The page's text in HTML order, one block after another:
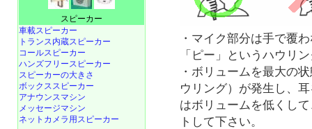
・マイク部分は手で覆
「ピー」というハウリ
・ボリュームを最大の
ウリング）が発生し、
はボリュームを低くし
トして下さい。
スピーカー
車載スピーカー
トランス内蔵スピーカー
コールスピーカー
ハンズフリースピーカー
スピーカーの大きさ
ボックススピーカー
アナウンスマシン
メッセージマシン
ネットカメラ用スピーカー